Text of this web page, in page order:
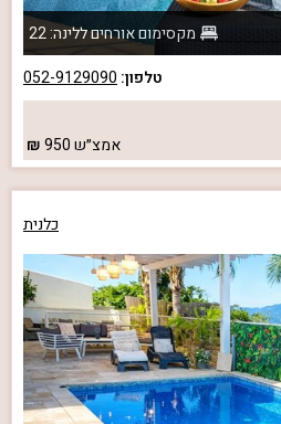
מקסימום אורחים ללינה: 22
טלפון: 052-9129090
אמצ״ש950
כלנית